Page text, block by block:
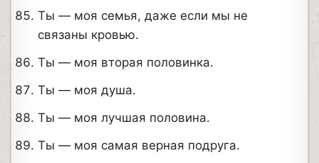
Ты — моя семья, даже если мы не
связаны кровью.
Ты — моя вторая половинка.
Ты — моя душа.
Ты — моя лучшая половина.
Ты — моя самая верная подруга.